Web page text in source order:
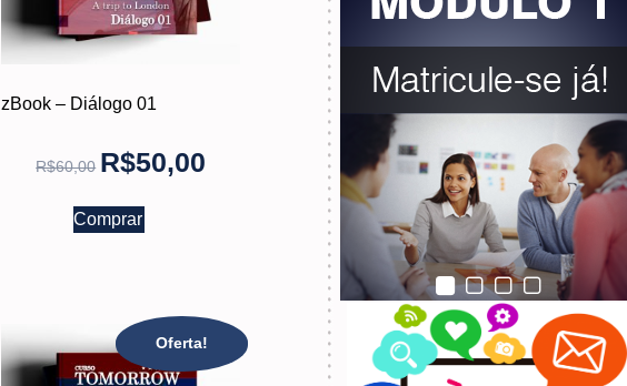
zBook – Diálogo 01
R$60,00 R$50,00
Comprar
Oferta!